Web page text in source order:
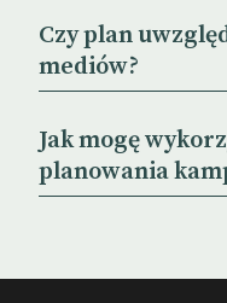
Czy plan
mediów?
Jak mogę
planowania